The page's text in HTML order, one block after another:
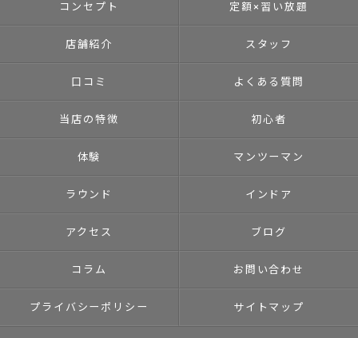
コンセプト 定額×習い放題
店舗紹介 スタッフ
口コミ よくある質問
当店の特徴 初心者
体験 マンツーマン
ラウンド インドア
アクセス ブログ
コラム お問い合わせ
プライバシーポリシー サイトマップ